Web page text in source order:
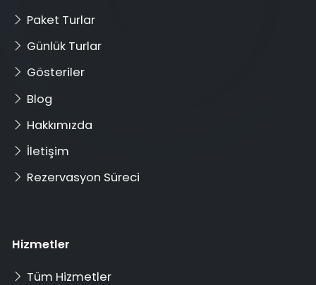
Paket Turlar
Günlük Turlar
Gösteriler
Blog
Hakkımızda
İletişim
Rezervasyon Süreci
Hizmetler
Tüm Hizmetler